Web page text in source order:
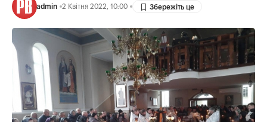
admin 2 Квітня 2022, 10:00